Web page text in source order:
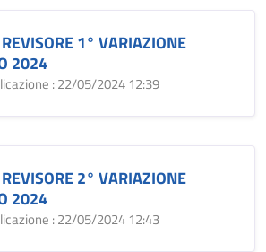
1° VARIAZIONE
2024
: 22/05/2024 12:39
2° VARIAZIONE
2024
: 22/05/2024 12:43